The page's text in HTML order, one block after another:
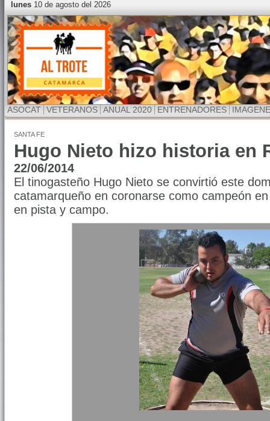
lunes10 de agosto del 2026
ASOCAT VETERANOS ANUAL 2020 ENTRENADORES
SANTA FE
Hugo Nieto hizo historia en
22/06/2014
El tinogasteño Hugo Nieto se convirtió este
catamarqueño en coronarse como campeón
en pista y campo.